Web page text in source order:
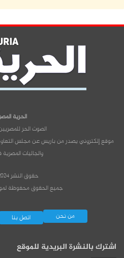
الحرية
الصوت الحر
موقع إلكتروني يصدر من باريس عن مجلس
والجاليات
حقوق النشر 2024 - 2019
جميع الحقوق محفوظة
من نحن اتصل بنا
اشترك بالنشرة البريدية للموقع